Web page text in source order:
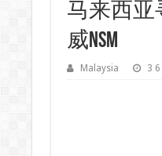
马来西亚
威NSM
Malaysia 3